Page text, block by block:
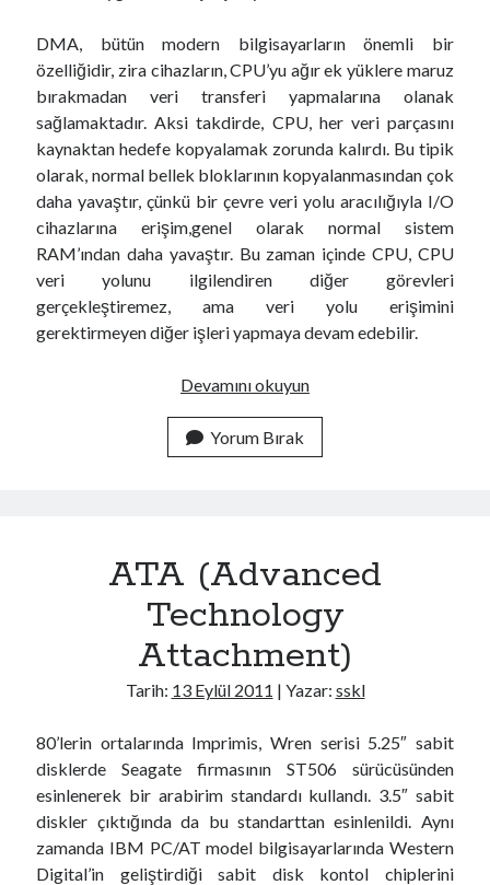
DMA, bütün modern bilgisayarların önemli bir
özelliğidir, zira cihazların, CPU’yu ağır ek yüklere maruz
bırakmadan veri transferi yapmalarına olanak
sağlamaktadır. Aksi takdirde, CPU, her veri parçasını
kaynaktan hedefe kopyalamak zorunda kalırdı. Bu tipik
olarak, normal bellek bloklarının kopyalanmasından çok
daha yavaştır, çünkü bir çevre veri yolu aracılığıyla I/O
cihazlarına erişim,genel olarak normal sistem
RAM’ından daha yavaştır. Bu zaman içinde CPU, CPU
veri yolunu ilgilendiren diğer görevleri
gerçekleştiremez, ama veri yolu erişimini
gerektirmeyen diğer işleri yapmaya devam edebilir.
Devamını okuyunP
M
,
M
A
,
U
M
A
,
L
B
Yorum Bırak
ATA (Advanced
Technology
Attachment)
Tarih: 13 Eylül 2011 | Yazar: sskl
80’lerin ortalarında Imprimis, Wren serisi 5.25″ sabit
disklerde Seagate firmasının ST506 sürücüsünden
esinlenerek bir arabirim standardı kullandı. 3.5″ sabit
diskler çıktığında da bu standarttan esinlenildi. Aynı
zamanda IBM PC/AT model bilgisayarlarında Western
Digital’in geliştirdiği sabit disk kontol chiplerini